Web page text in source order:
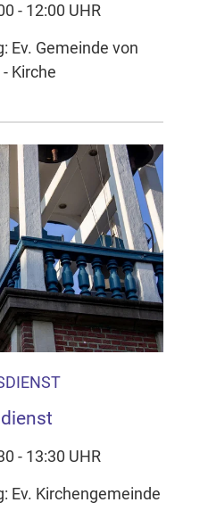
- 12:00 UHR
Ev. Gemeinde von
Kirche
- 13:30 UHR
Ev. Kirchengemeinde